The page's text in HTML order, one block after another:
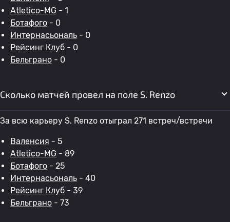
Atletico-MG - 1
Ботафого - 0
Интернасьональ - 0
Рейсинг Клуб - 0
Бельграно - 0
Сколько матчей провел на поле S. Renzo
За всю карьеру S. Renzo отыграл 271 встреч/встречи
Валенсия - 5
Atletico-MG - 89
Ботафого - 25
Интернасьональ - 40
Рейсинг Клуб - 39
Бельграно - 73